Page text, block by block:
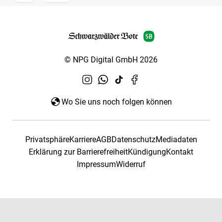
© NPG Digital GmbH 2026
Wo Sie uns noch folgen können
PrivatsphäreKarriereAGBDatenschutzMediadaten
Erklärung zur BarrierefreiheitKündigungKontakt
ImpressumWiderruf